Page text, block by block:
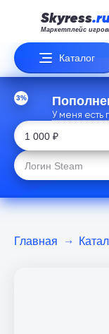
Skyress
Маркетплейс
Каталог
3%
У меня есть
Главная